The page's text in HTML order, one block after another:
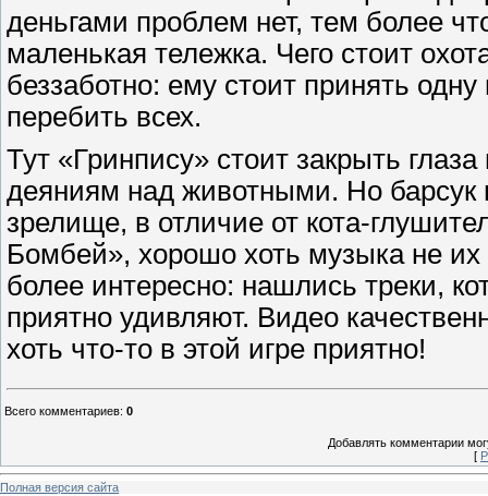
деньгами проблем нет, тем более
маленькая тележка. Чего стоит
беззаботно: ему стоит принять
перебить всех.
Тут «Гринпису» стоит закрыть
деяниям над животными. Но барсук
зрелище, в отличие от кота-
Бомбей», хорошо хоть музыка не
более интересно: нашлись треки,
приятно удивляют. Видео
хоть что-то в этой игре приятно!
Всего комментариев: 0
Добавлять комментарии
[
Полная версия сайта